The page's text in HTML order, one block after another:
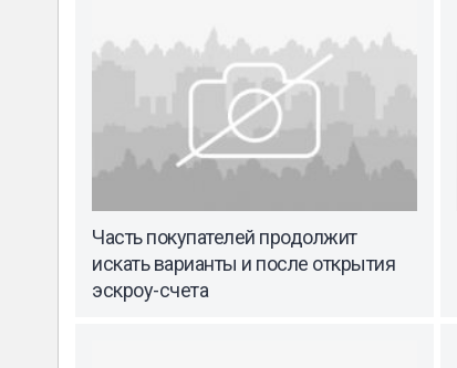
Часть покупателей продолжит
искать варианты и после открытия
эскроу-счета